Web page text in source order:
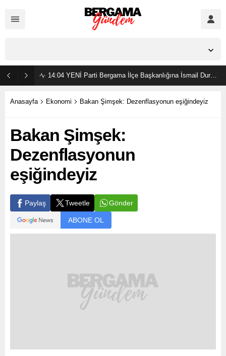
14:04 YENİ Parti Bergama İlçe Başkanlığına İsmail Durmaz görevlendirildi
Anasayfa Ekonomi Bakan Şimşek: Dezenflasyonun eşiğindeyiz
Bakan Şimşek:
Dezenflasyonun
eşiğindeyiz
Paylaş Tweetle Gönder
ABONE OL